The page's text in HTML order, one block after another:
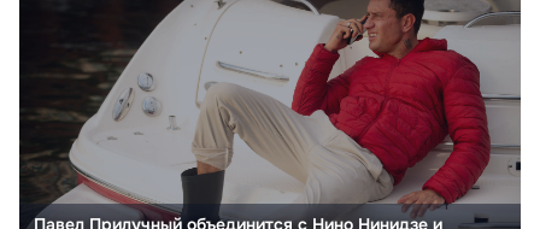
Павел Прилучный объединится с Нино Нинидзе и